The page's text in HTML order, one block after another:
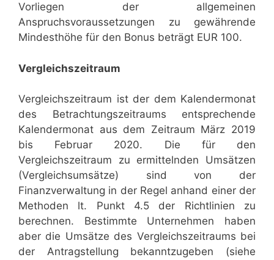
Vorliegen der allgemeinen
Anspruchsvoraussetzungen zu gewährende
Mindesthöhe für den Bonus beträgt EUR 100.
Vergleichszeitraum
Vergleichszeitraum ist der dem Kalendermonat
des Betrachtungszeitraums entsprechende
Kalendermonat aus dem Zeitraum März 2019
bis Februar 2020. Die für den
Vergleichszeitraum zu ermittelnden Umsätzen
(Vergleichsumsätze) sind von der
Finanzverwaltung in der Regel anhand einer der
Methoden lt. Punkt 4.5 der Richtlinien zu
berechnen. Bestimmte Unternehmen haben
aber die Umsätze des Vergleichszeitraums bei
der Antragstellung bekanntzugeben (siehe